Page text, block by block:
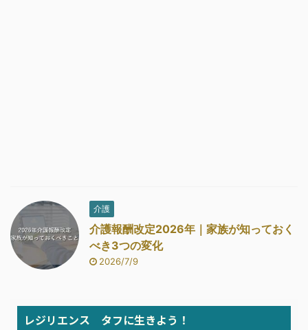
介護
介護報酬改定2026年｜家族が知っておく
べき3つの変化
2026/7/9
レジリエンス タフに生きよう！